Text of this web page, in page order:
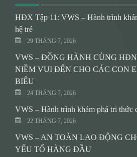
HĐX Tập 11: VWS – Hành trình
hệ trẻ
29 THÁNG 7, 2026
VWS – ĐỒNG HÀNH CÙNG
NIỀM VUI ĐẾN CHO CÁC CON
BIỂU
24 THÁNG 7, 2026
VWS – Hành trình khám phá tri thức
22 THÁNG 7, 2026
VWS – AN TOÀN LAO ĐỘNG
YẾU TỐ HÀNG ĐẦU